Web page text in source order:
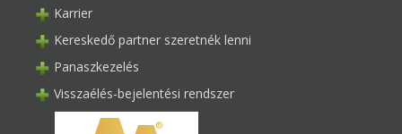
Karrier
Kereskedő partner szeretnék lenni
Panaszkezelés
Visszaélés-bejelentési rendszer